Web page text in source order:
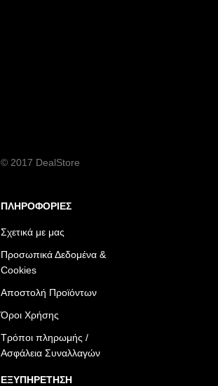
© 2017 DealStore
ΠΛΗΡΟΦΟΡΙΕΣ
Σχετικά με μας
Προσωπικά Δεδομένα &
Cookies
Αποστολή Προϊόντων
Όροι Χρήσης
Τρόποι πληρωμής /
Ασφάλεια Συναλλαγών
ΕΞΥΠΗΡΕΤΗΣΗ